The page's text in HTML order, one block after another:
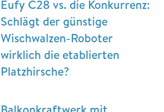
Eufy C28 vs. die Konkurrenz:
Schlägt der günstige
Wischwalzen-Roboter
wirklich die etablierten
Platzhirsche?